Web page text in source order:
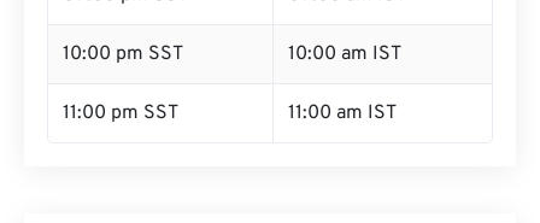
10:00 pm SST 10:00 am IST
11:00 pm SST 11:00 am IST